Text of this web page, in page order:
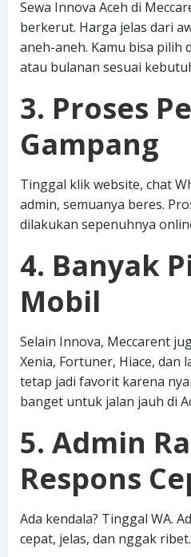
Sewa Innova Aceh di
berkerut. Harga jelas dari
aneh-aneh. Kamu bisa pilih
atau bulanan sesuai
3. Proses
Gampang
Tinggal klik website, chat
admin, semuanya beres.
dilakukan sepenuhnya
4. Banyak
Mobil
Selain Innova, Meccarent
Xenia, Fortuner, Hiace, dan
tetap jadi favorit karena
banget untuk jalan jauh di
5. Admin
Respons
Ada kendala? Tinggal WA.
cepat, jelas, dan nggak ribet.